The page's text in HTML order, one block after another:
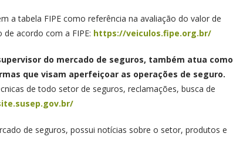
a tabela FIPE como referência na avaliação do valor de
acordo com a FIPE: https://veiculos.fipe.org.br/
do mercado de seguros, também atua como
que visam aperfeiçoar as operações de seguro.
de todo setor de seguros, reclamações, busca de
de seguros, possui notícias sobre o setor, produtos e